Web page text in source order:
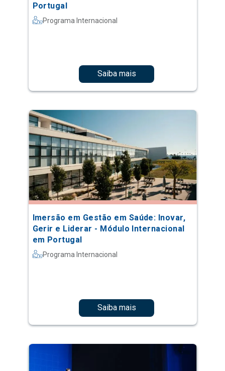
Portugal
Programa Internacional
Saiba mais
Imersão em Gestão em Saúde: Inovar,
Gerir e Liderar - Módulo Internacional
em Portugal
Programa Internacional
Saiba mais